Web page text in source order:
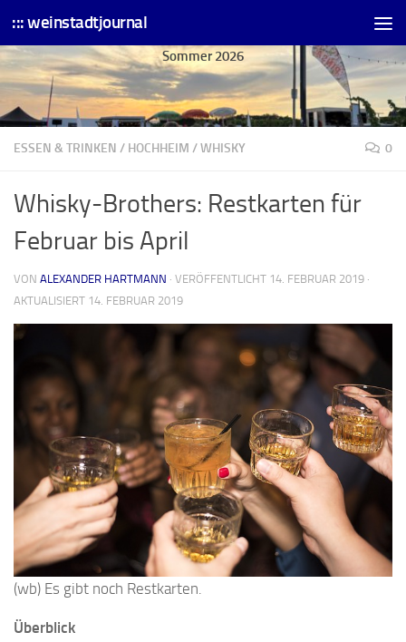
Skip to content
::: weinstadtjournal
Sommer 2026
ESSEN & TRINKEN / HOCHHEIM /WHISKY 0
Whisky-Brothers: Restkarten für
Februar bis April
VON ALEXANDER HARTMANN · VERÖFFENTLICHT 14. FEBRUAR 2019 ·
AKTUALISIERT 14. FEBRUAR 2019
(wb) Es gibt noch Restkarten.
Überblick